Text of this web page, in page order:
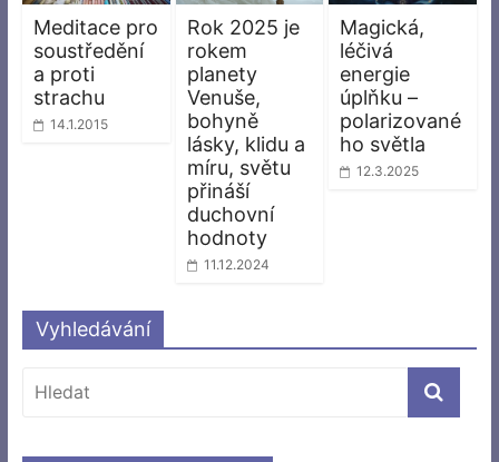
Meditace pro
soustředění
a proti
strachu
14.1.2015
Rok 2025 je
rokem
planety
Venuše,
bohyně
lásky, klidu a
míru, světu
přináší
duchovní
hodnoty
11.12.2024
Magická,
léčivá
energie
úplňku –
polarizované
ho světla
12.3.2025
Vyhledávání